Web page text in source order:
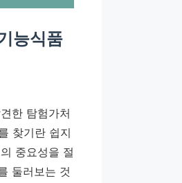
능식품
한 탐험가처
찾기란 쉽지
중요성을 절
둘러보는 것